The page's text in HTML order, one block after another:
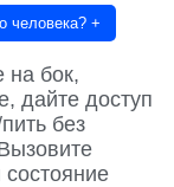
человека? +
на бок,
дайте доступ
без